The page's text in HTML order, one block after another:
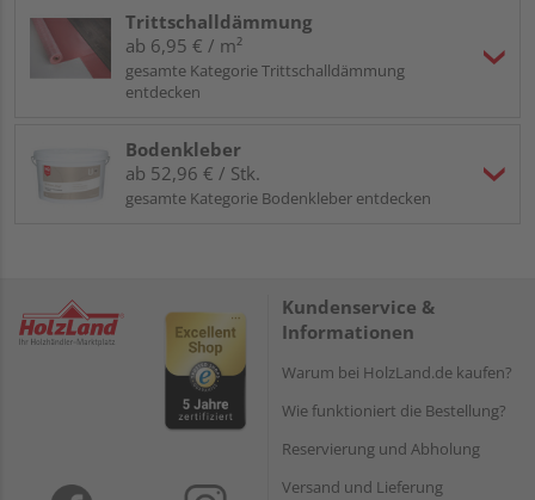
Trittschalldämmung
ab 6,95 € / m²
gesamte Kategorie Trittschalldämmung
entdecken
Bodenkleber
ab 52,96 € / Stk.
gesamte Kategorie Bodenkleber entdecken
Kundenservice &
Informationen
Warum bei HolzLand.de kaufen?
Wie funktioniert die Bestellung?
Reservierung und Abholung
Versand und Lieferung